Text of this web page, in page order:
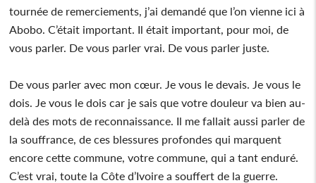
tournée de remerciements, j’ai demandé que l’on vienne ici à
Abobo. C’était important. Il était important, pour moi, de
vous parler. De vous parler vrai. De vous parler juste.
De vous parler avec mon cœur. Je vous le devais. Je vous le
dois. Je vous le dois car je sais que votre douleur va bien au-
delà des mots de reconnaissance. Il me fallait aussi parler de
la souffrance, de ces blessures profondes qui marquent
encore cette commune, votre commune, qui a tant enduré.
C’est vrai, toute la Côte d’Ivoire a souffert de la guerre.